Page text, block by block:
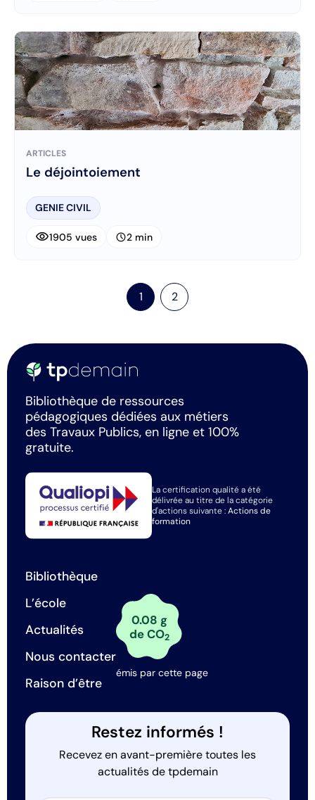
ARTICLES
Le déjointoiement
GENIE CIVIL
visibility1905 vues schedule2 min
1 2
Bibliothèque de ressources
pédagogiques dédiées aux métiers
des Travaux Publics, en ligne et 100%
gratuite.
La certification qualité a été
délivrée au titre de la catégorie
d'actions suivante :Actions de
formation
Bibliothèque
L’école
Actualités
Nous contacter
Raison d’être
0.08 g
de CO2
émis par cette page
Restez informés !
Recevez en avant-première toutes les
actualités de tpdemain